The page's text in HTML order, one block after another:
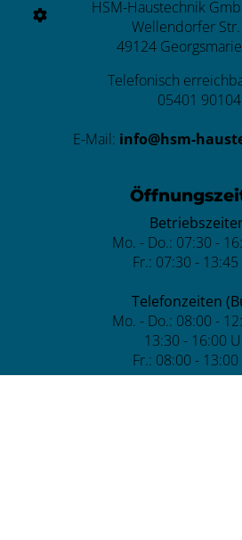
HSM-Haustechnik
Wellendorfer
49124
Telefonisch
05401 90104
E-Mail: info@hsm-
Mo. - Do.: 07:30 -
Fr.: 07:30 -
Telefonzeiten
Mo. - Do.: 08:00 -
13:30 - 16:00
Fr.: 08:00 -